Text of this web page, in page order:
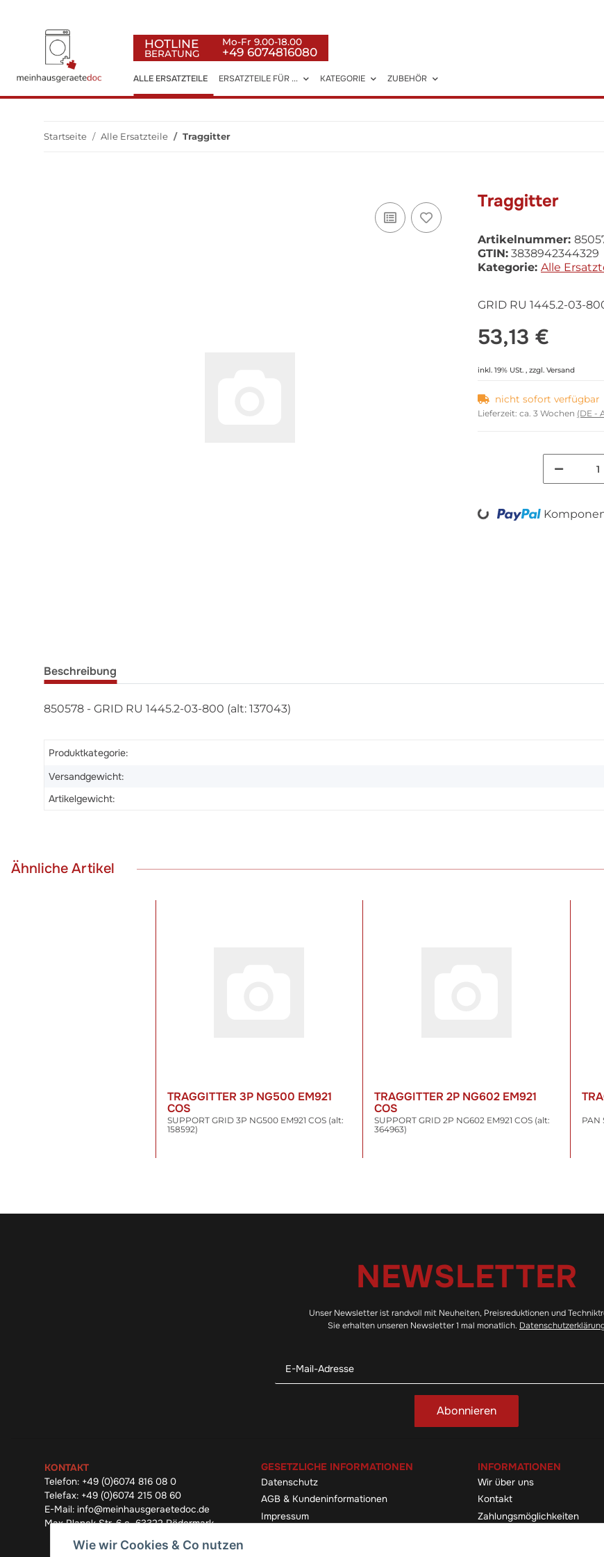
HOTLINE
BERATUNG
Mo-Fr 9.00-18.00
+49 6074816080
ALLE ERSATZTEILE ERSATZTEILE FÜR ... KATEGORIE ZUBEHÖR
Startseite Alle Ersatzteile Traggitter
Traggitter
Artikelnummer:
GTIN: 3838942344329
Kategorie: Alle
GRID RU 1445.2-03-
53,13 €
inkl. 19% USt. , zzgl. Versand
nicht sofort verfügbar
Lieferzeit: ca. 3 Wochen (DE -
Loading...
Beschreibung
850578 - GRID RU 1445.2-03-800 (alt: 137043)
Produktkategorie:
Versandgewicht:
Artikelgewicht:
Ähnliche Artikel
TRAGGITTER 3P NG500 EM921
COS
SUPPORT GRID 3P NG500 EM921 COS (alt:
158592)
WARENKORB
TRAGGITTER 2P NG602 EM921
COS
SUPPORT GRID 2P NG602 EM921 COS (alt:
364963)
WARENKORB
PAN
NEWSLETTER
Unser Newsletter ist randvoll mit Neuheiten, Preisreduktionen und
Sie erhalten unseren Newsletter 1 mal monatlich.
Abonnieren
KONTAKT
Telefon: +49 (0)6074 816 08 0
Telefax: +49 (0)6074 215 08 60
E-Mail: info@meinhausgeraetedoc.de
Max Planck Str. 6 c, 63322 Rödermark
GESETZLICHE INFORMATIONEN
Datenschutz
AGB & Kundeninformationen
Impressum
INFORMATIONEN
Wir über uns
Kontakt
Zahlungsmöglichkeiten
Wie wir Cookies & Co nutzen